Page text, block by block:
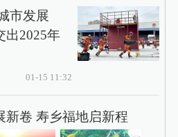
市发展
2025年
01-15 11:32
新卷 寿乡福地启新程